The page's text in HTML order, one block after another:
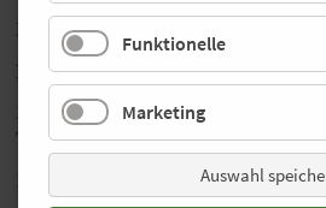
Das Buch von
Dein Running Coach
Effektiv trainieren für 10 km und
Trainingsplänen vom Profi
Bielefeld (Delius Klasing Verlag)
Funktionelle
Marketing
Auswahl